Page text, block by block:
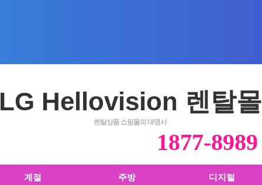
LG Hellovision 렌탈몰
렌탈상품 쇼핑몰의 대명사
1877-8989
계절 주방 디지털